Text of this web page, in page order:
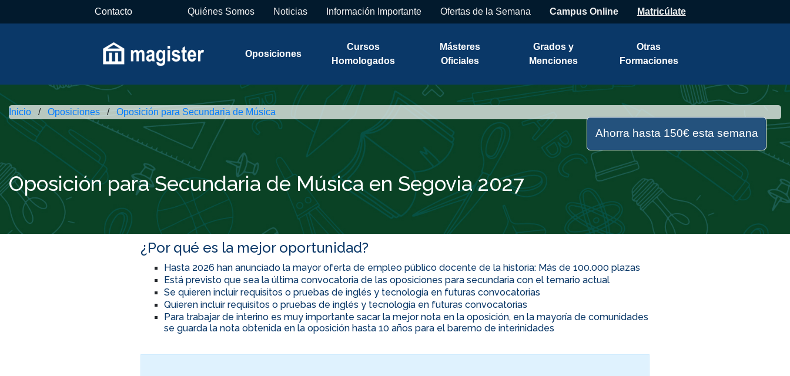
Contacto Quiénes Somos Noticias Información Importante Ofertas de la Semana Campus Online Matricúlate
Oposiciones
Cursos
Homologados
Másteres
Oficiales
Grados y
Menciones
Otras
Formaciones
Inicio Oposiciones Oposición para Secundaria de Música
Ahorra hasta 150€ esta semana
Oposición para Secundaria de Música en Segovia 2027
¿Por qué es la mejor oportunidad?
Hasta 2026 han anunciado la mayor oferta de empleo público docente de la historia: Más de 100.000 plazas
Está previsto que sea la última convocatoria de las oposiciones para secundaria con el temario actual
Se quieren incluir requisitos o pruebas de inglés y tecnología en futuras convocatorias
Quieren incluir requisitos o pruebas de inglés y tecnología en futuras convocatorias
Para trabajar de interino es muy importante sacar la mejor nota en la oposición, en la mayoría de comunidades
se guarda la nota obtenida en la oposición hasta 10 años para el baremo de interinidades